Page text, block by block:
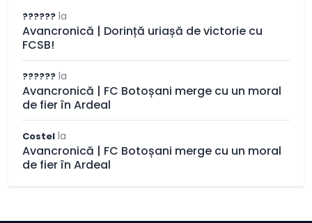
?????? la
Avancronică | Dorință uriașă de victorie cu
FCSB!
?????? la
Avancronică | FC Botoșani merge cu un moral
de fier în Ardeal
Costel la
Avancronică | FC Botoșani merge cu un moral
de fier în Ardeal